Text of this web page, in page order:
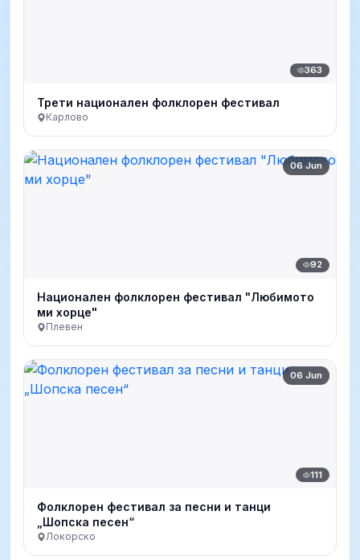
363
Трети национален фолклорен фестивал
Карлово
06 Jun
92
Национален фолклорен фестивал "Любимото
ми хорце"
Плевен
06 Jun
111
Фолклорен фестивал за песни и танци
„Шопска песен“
Локорско